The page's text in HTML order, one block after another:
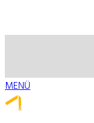
MENÜ
Whatsapp ile Ulaş